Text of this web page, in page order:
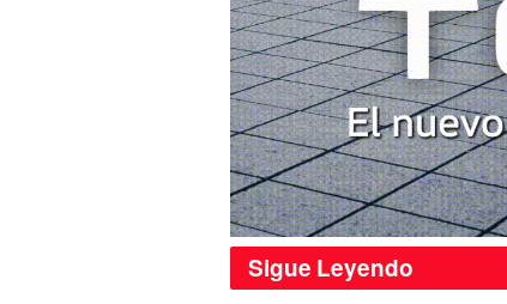
Sigue Leyendo